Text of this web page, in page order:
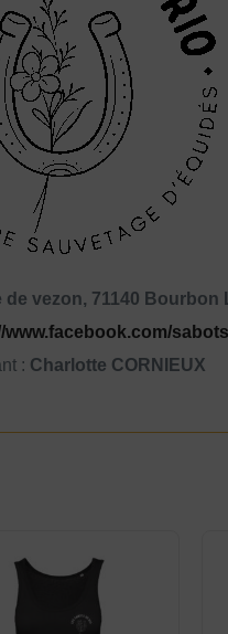
de vezon, 71140 Bourbon
www.facebook.com/
: Charlotte CORNIEUX